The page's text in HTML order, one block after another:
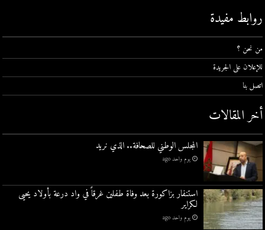
روابط مفيدة
من نحن ؟
للإعلان على الجريدة
اتصل بنا
أخر المقالات
المجلس الوطني للصحافة.. الذي نريد
يوم واحد ago
استنفار بزاكورة بعد وفاة طفلين غرقاً في واد درعة بأولاد يحيى
لكراير
يوم واحد ago